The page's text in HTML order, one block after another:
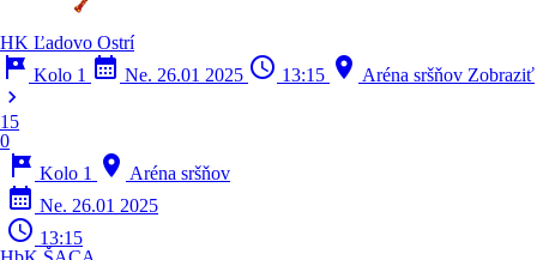
HK Ľadovo Ostrí
tour Kolo 1 calendar_month Ne. 26.01 2025 schedule 13:15 location_on Aréna sršňov Zobraziť
chevron_right
15
0
tour Kolo 1 location_on Aréna sršňov
calendar_month Ne. 26.01 2025
schedule 13:15